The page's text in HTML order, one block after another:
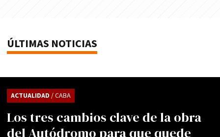
ÚLTIMAS NOTICIAS
Los tres cambios clave de la obra
del Autódromo para que quede
ACTUALIDAD / CABA